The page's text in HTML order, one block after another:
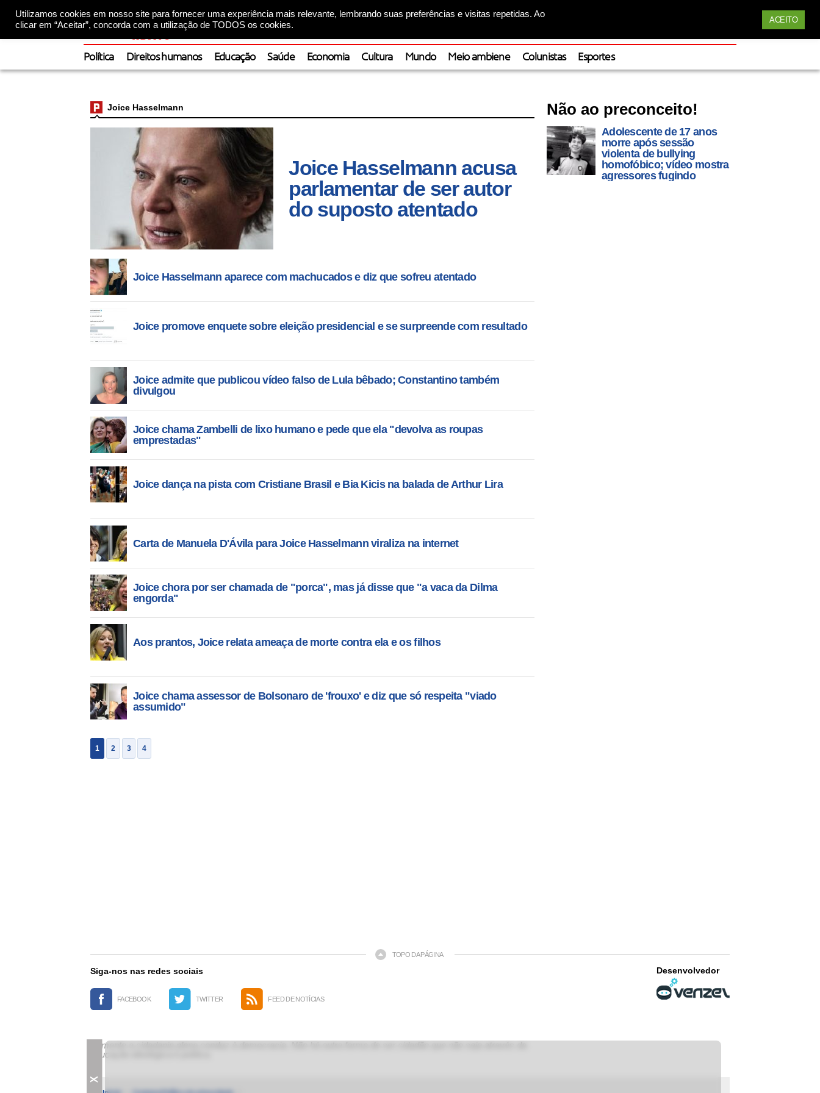
Utilizamos cookies em nosso site para fornecer uma experiência mais relevante, lembrando suas preferências e visitas repetidas. Ao
clicar em “Aceitar”, concorda com a utilização de TODOS os cookies.
ACEITO
Política Direitos humanos Educação Saúde Economia Cultura Mundo Meio ambiene Colunistas Esportes
Joice Hasselmann
Joice Hasselmann acusa
parlamentar de ser autor
do suposto atentado
Joice Hasselmann aparece com machucados e diz que sofreu atentado
Joice promove enquete sobre eleição presidencial e se surpreende com resultado
Joice admite que publicou vídeo falso de Lula bêbado; Constantino também
divulgou
Joice chama Zambelli de lixo humano e pede que ela "devolva as roupas
emprestadas"
Joice dança na pista com Cristiane Brasil e Bia Kicis na balada de Arthur Lira
Carta de Manuela D'Ávila para Joice Hasselmann viraliza na internet
Joice chora por ser chamada de "porca", mas já disse que "a vaca da Dilma
engorda"
Aos prantos, Joice relata ameaça de morte contra ela e os filhos
Joice chama assessor de Bolsonaro de 'frouxo' e diz que só respeita "viado
assumido"
1 2 3 4
Não ao preconceito!
Adolescente de 17 anos
morre após sessão
violenta de bullying
homofóbico; vídeo mostra
agressores fugindo
TOPO DA PÁGINA
Siga-nos nas redes sociais
FACEBOOK TWITTER FEED DE NOTÍCIAS
Somente a cidadania plena conduz à democracia. Não há outra forma de ser cidadão que não seja através da
educação ideológica e política.
Desenvolvedor
X